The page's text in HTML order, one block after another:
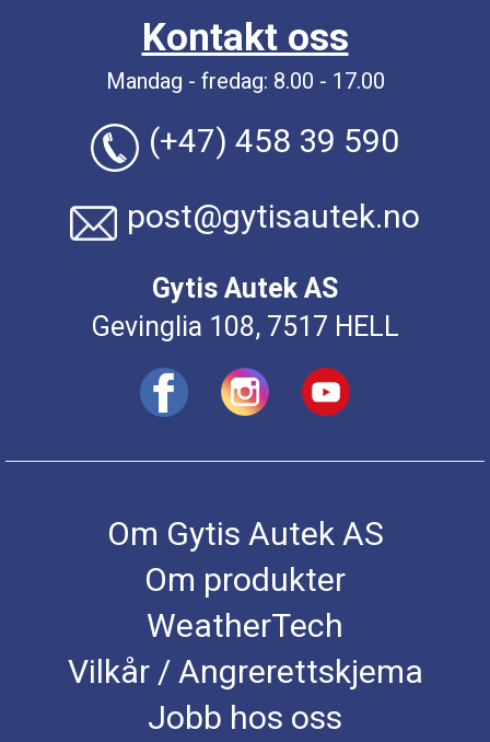
Kontakt oss
Mandag - fredag: 8.00 - 17.00
(+47) 458 39 590
post@gytisautek.no
Gytis Autek AS
Gevinglia 108, 7517 HELL
Om Gytis Autek AS
Om produkter
WeatherTech
Vilkår / Angrerettskjema
Jobb hos oss